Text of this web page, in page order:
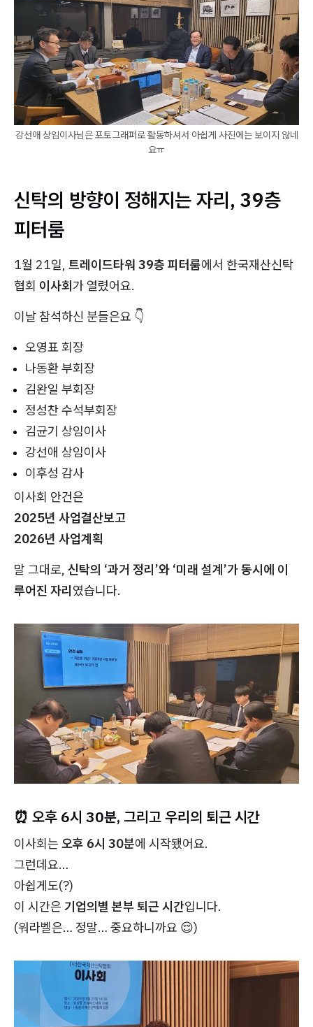
강선애 상임이사님은 포토그래퍼로 활동하셔서 아쉽게 사진에는 보이지 않네
요ㅠ
신탁의 방향이 정해지는 자리, 39층
피터룸
1월 21일, 트레이드타워 39층 피터룸에서 한국재산신탁
협회 이사회가 열렸어요.
이날 참석하신 분들은요 👇
오영표 회장
나동환 부회장
김완일 부회장
정성찬 수석부회장
김균기 상임이사
강선애 상임이사
이후성 감사
이사회 안건은
2025년 사업결산보고
2026년 사업계획
말 그대로, 신탁의 ‘과거 정리’와 ‘미래 설계’가 동시에 이
루어진 자리였습니다.
⏰ 오후 6시 30분, 그리고 우리의 퇴근 시간
이사회는 오후 6시 30분에 시작됐어요.
그런데요…
아쉽게도(?)
이 시간은 기업의별 본부 퇴근 시간입니다.
(워라벨은… 정말… 중요하니까요 😌)